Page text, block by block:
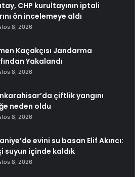
CHP kurultayının iptali
ön incelemeye aldı
8, 2026
Kaçakçısı Jandarma
Yakalandı
8, 2026
çiftlik yangını
neden oldu
8, 2026
evini su basan Elif Akıncı:
suyun içinde kaldık
8, 2026